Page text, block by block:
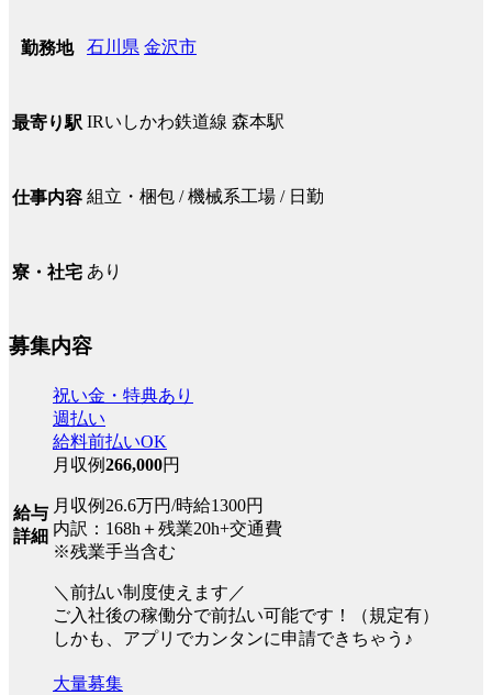
勤務地 石川県 金沢市
最寄り駅 IRいしかわ鉄道線 森本駅
仕事内容 組立・梱包 / 機械系工場 / 日勤
寮・社宅 あり
募集内容
給与
詳細
祝い金・特典あり
週払い
給料前払いOK
月収例266,000円
月収例26.6万円/時給1300円
内訳：168h＋残業20h+交通費
※残業手当含む
＼前払い制度使えます／
ご入社後の稼働分で前払い可能です！（規定有）
しかも、アプリでカンタンに申請できちゃう♪
大量募集